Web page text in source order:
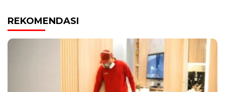
REKOMENDASI